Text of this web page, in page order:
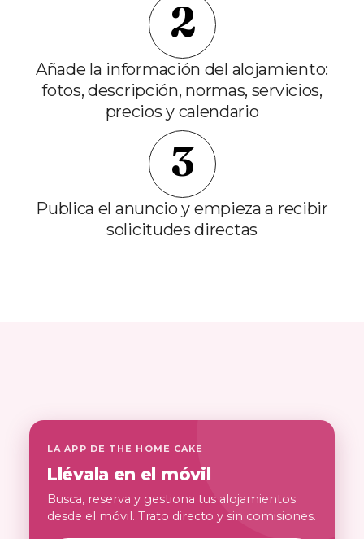
2
Añade la información del alojamiento:
fotos, descripción, normas, servicios,
precios y calendario
3
Publica el anuncio y empieza a recibir
solicitudes directas
LA APP DE THE HOME CAKE
Llévala en el móvil
Busca, reserva y gestiona tus alojamientos
desde el móvil. Trato directo y sin comisiones.